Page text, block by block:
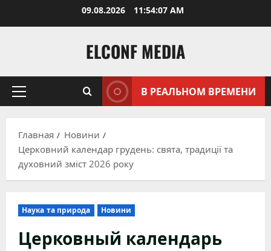
09.08.2026 11:54:09 AM
ELCONF MEDIA
Основное
В РЕАЛЬНОМ ВРЕМЕНИ
Главная
Новини
Церковний календар грудень: свята, традиції та
духовний зміст 2026 року
Наука та природа Новини
Церковный календарь